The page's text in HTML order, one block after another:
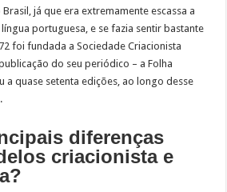
já que era extremamente escassa a
portuguesa, e se fazia sentir bastante
foi fundada a Sociedade Criacionista
do seu periódico – a Folha
a quase setenta edições, ao longo desse
diferenças
criacionista e